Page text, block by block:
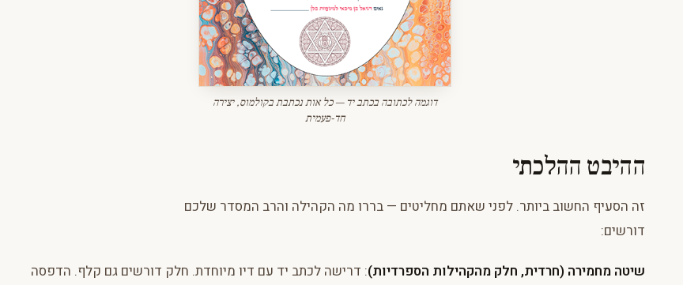
דוגמה לכתובה בכתב יד — כל אות נכתבת בקולמוס, יצירה
חד-פעמית
ההיבט ההלכתי
זה הסעיף החשוב ביותר. לפני שאתם מחליטים — בררו מה הקהילה והרב המסדר שלכם
דורשים:
שיטה מחמירה (חרדית, חלק מהקהילות הספרדיות): דרישה לכתב יד עם דיו מיוחדת. חלק דורשים גם קלף. הדפסה